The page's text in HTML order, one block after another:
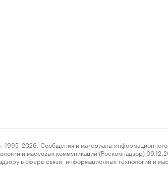
Сообщения и материалы информационного
и массовых коммуникаций (Роскомнадзор)
в сфере связи, информационных технологий и